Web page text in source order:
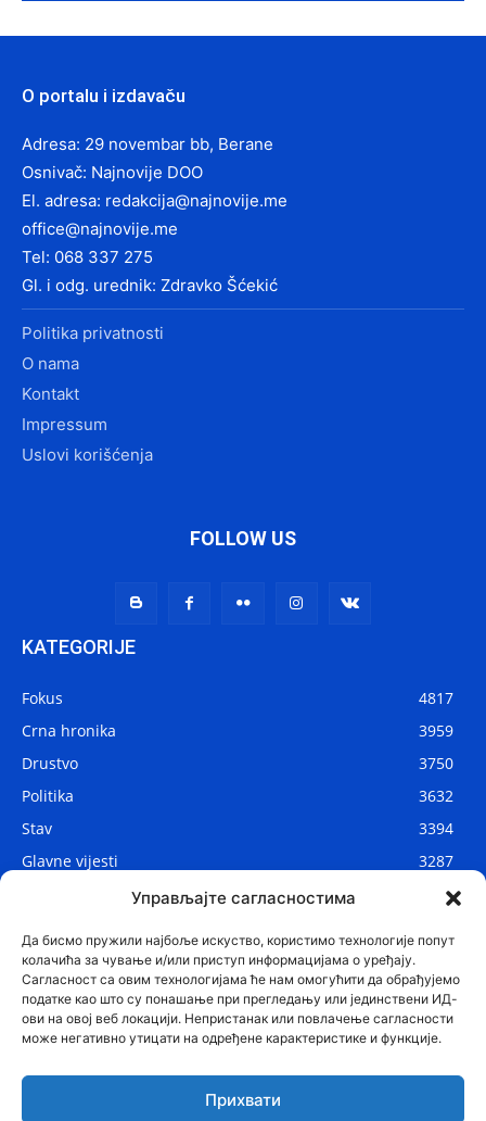
Управљајте сагласностима
Да бисмо пружили најбоље искуство, користимо технологије попут
колачића за чување и/или приступ информацијама о уређају.
Сагласност са овим технологијама ће нам омогућити да обрађујемо
податке као што су понашање при прегледању или јединствени ИД-
ови на овој веб локацији. Непристанак или повлачење сагласности
може негативно утицати на одређене карактеристике и функције.
Прихвати
O portalu i izdavaču
Adresa: 29 novembar bb, Berane
Osnivač: Najnovije DOO
El. adresa: redakcija@najnovije.me
office@najnovije.me
Tel: 068 337 275
Gl. i odg. urednik: Zdravko Šćekić
Politika privatnosti
O nama
Kontakt
Impressum
Uslovi korišćenja
FOLLOW US
KATEGORIJE
Fokus
4817
Crna hronika
3959
Drustvo
3750
Politika
3632
Stav
3394
Glavne vijesti
3287
2910